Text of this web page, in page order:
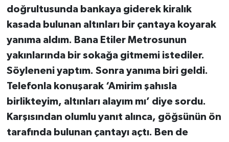
doğrultusunda bankaya giderek kiralık
kasada bulunan altınları bir çantaya koyarak
yanıma aldım. Bana Etiler Metrosunun
yakınlarında bir sokağa gitmemi istediler.
Söyleneni yaptım. Sonra yanıma biri geldi.
Telefonla konuşarak ‘Amirim şahısla
birlikteyim, altınları alayım mı’ diye sordu.
Karşısından olumlu yanıt alınca, göğsünün ön
tarafında bulunan çantayı açtı. Ben de